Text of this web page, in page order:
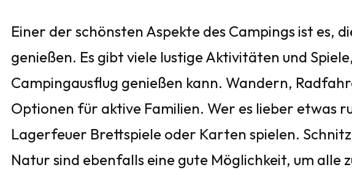
Einer der schönsten Aspekte des Campings ist es,
genießen. Es gibt viele lustige Aktivitäten und
Campingausflug genießen kann. Wandern,
Optionen für aktive Familien. Wer es lieber etwas
Lagerfeuer Brettspiele oder Karten spielen.
Natur sind ebenfalls eine gute Möglichkeit, um alle